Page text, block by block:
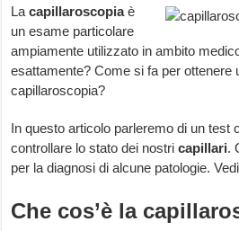
Lacapillaroscopiaè
un esame particolare
ampiamente utilizzato in ambito
esattamente? Come si fa per ottenere
capillaroscopia?
In questo articolo parleremo di un test
controllare lo stato dei nostricapillari.
per la diagnosi di alcune patologie.
Che cos’è la